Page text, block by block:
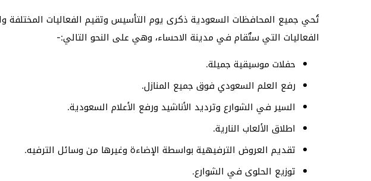
تُحي جميع المحافظات السعودية ذكرى يوم التأسيس وتقيم الفعاليات المختلفة
الفعاليات التي ستٌقام في مدينة الاحساء، وهي على النحو التالي:-
حفلات موسيقية جميلة.
رفع العلم السعودي فوق جميع المنازل.
السير في الشوارع وترديد الأناشيد ورفع الأعلام السعودية.
اطلاق الألعاب النارية.
تقديم العروض الترفيهية بواسطة الإضاءة وغيرها من وسائل الترفيه.
توزيع الحلوى في الشوارع.